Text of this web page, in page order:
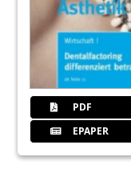
PDF
EPAPER